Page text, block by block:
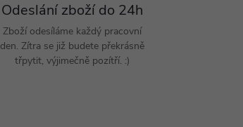
Odeslání zboží do 24h
Zboží odesíláme každý pracovní
den. Zítra se již budete překrásně
třpytit, výjimečně pozítří. :)